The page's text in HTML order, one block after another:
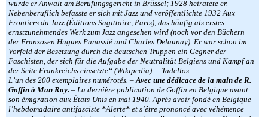
wurde er Anwalt am Berufungsgericht in Brüssel; 1928 heiratete er.
Nebenberuflich befasste er sich mit Jazz und veröffentlichte 1932 Aux
Frontiers du Jazz (Éditions Sagittaire, Paris), das häufig als erstes
ernstzunehmendes Werk zum Jazz angesehen wird (noch vor den Büchern
der Franzosen Hugues Panassié und Charles Delaunay). Er war schon im
Vorfeld der Besetzung durch die deutschen Truppen ein Gegner der
Faschisten, der sich für die Aufgabe der Neutralität Belgiens und Kampf an
der Seite Frankreichs einsetzte“ (Wikipedia). – Tadellos.
L’un des 200 exemplaires numérotés. –Avec une dédicace de la main de R.
Goffin à Man Ray. – La dernière publication de Goffin en Belgique avant
son émigration aux États-Unis en mai 1940. Après avoir fondé en Belgique
l’hebdomadaire antifasciste *Alerte* et s’être prononcé avec véhémence